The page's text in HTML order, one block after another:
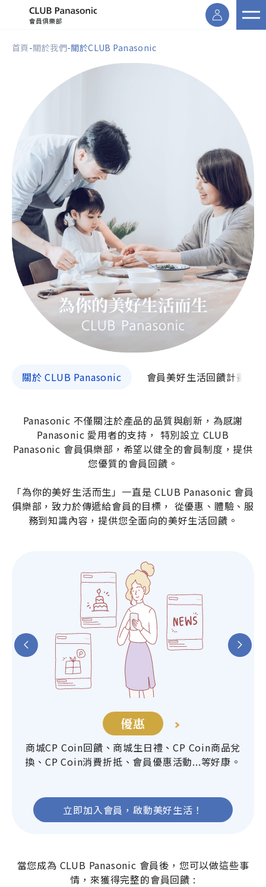
首頁-關於我們-關於CLUB Panasonic
關於 CLUB Panasonic 會員美好生活回饋計畫
Panasonic 不僅關注於產品的品質與創新，為感謝
Panasonic 愛用者的支持， 特別設立 CLUB
Panasonic 會員俱樂部，希望以健全的會員制度，提供
您優質的會員回饋。
「為你的美好生活而生」一直是 CLUB Panasonic 會員
俱樂部，致力於傳遞給會員的目標， 從優惠、體驗、服
務到知識內容，提供您全面向的美好生活回饋。
優惠
商城CP Coin回饋、商城生日禮、CP Coin商品兌
換、CP Coin消費折抵、會員優惠活動...等好康。
立即加入會員，啟動美好生活！
當您成為 CLUB Panasonic 會員後，您可以做這些事
情，來獲得完整的會員回饋 :